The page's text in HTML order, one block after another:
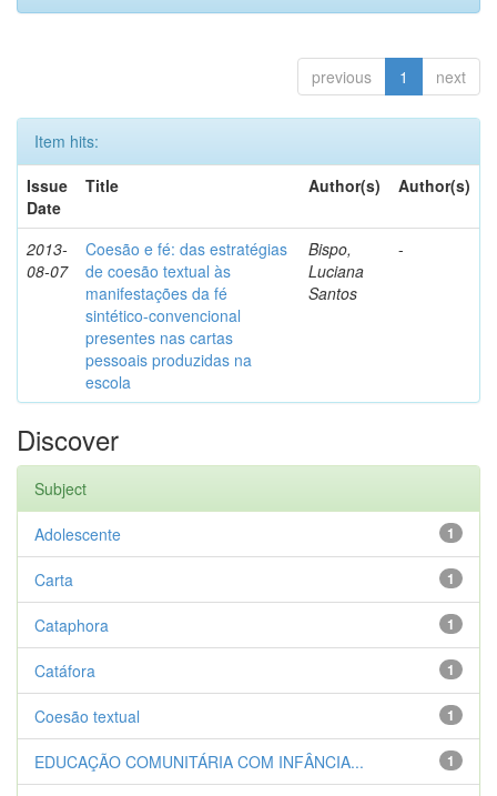
previous 1 next
Item hits:
Issue
Date
Title Author(s) Author(s)
2013-
08-07
Coesão e fé: das estratégias
de coesão textual às
manifestações da fé
sintético-convencional
presentes nas cartas
pessoais produzidas na
escola
Bispo,
Luciana
Santos
-
Discover
Subject
1
Adolescente
1
Carta
1
Cataphora
1
Catáfora
1
Coesão textual
1
EDUCAÇÃO COMUNITÁRIA COM INFÂNCIA...